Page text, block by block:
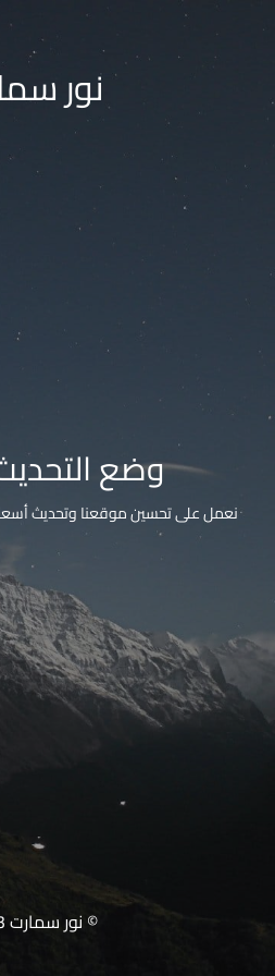
نور
وضع
نعمل على تحسين موقعنا وتحديث
© نور سمارت 2023